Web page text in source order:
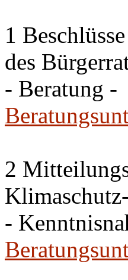
1
des
- Beratung -
2
-